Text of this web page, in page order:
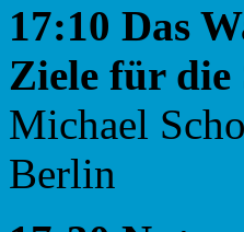
17:10 Das
Ziele für die
Michael
Berlin